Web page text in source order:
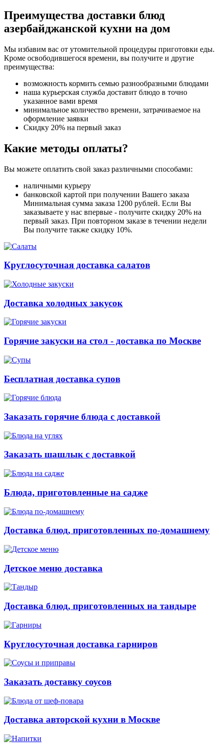
Преимущества доставки блюд
азербайджанской кухни на дом
Мы избавим вас от утомительной процедуры приготовки еды.
Кроме освободившегося времени, вы получите и другие
преимущества:
возможность кормить семью разнообразными блюдами
наша курьерская служба доставит блюдо в точно
указанное вами время
минимальное количество времени, затрачиваемое на
оформление заявки
Скидку 20% на первый заказ
Какие методы оплаты?
Вы можете оплатить свой заказ различными способами:
наличными курьеру
банковской картой при получении Вашего заказа
Минимальная сумма заказа 1200 рублей. Если Вы
заказываете у нас впервые - получите скидку 20% на
первый заказ. При повторном заказе в течении недели
Вы получите также скидку 10%.
Круглосуточная доставка салатов
Доставка холодных закусок
Горячие закуски на стол - доставка по Москве
Бесплатная доставка супов
Заказать горячие блюда с доставкой
Заказать шашлык с доставкой
Блюда, приготовленные на садже
Доставка блюд, приготовленных по-домашнему
Детское меню доставка
Доставка блюд, приготовленных на тандыре
Круглосуточная доставка гарниров
Заказать доставку соусов
Доставка авторской кухни в Москве